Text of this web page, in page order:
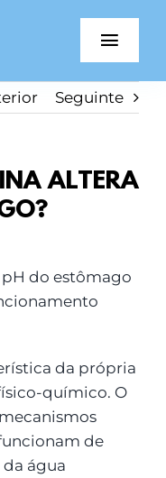
Seguinte
ALTERA
do estômago
da própria
químico. O
de
água